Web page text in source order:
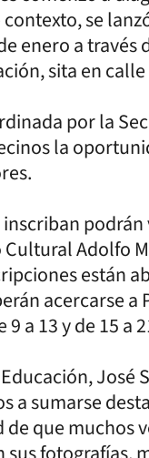
se
enero a
sita en
por la
la
Adolfo
están
acercarse a
a 13 y de 15 a
a sumarse
que muchos